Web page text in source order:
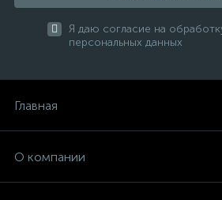
Я даю согласие на
персональных данных
Главная
О компании